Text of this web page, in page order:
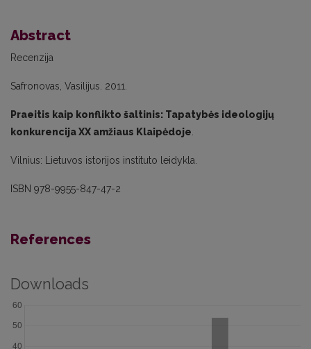
Abstract
Recenzija
Safronovas, Vasilijus. 2011.
Praeitis kaip konflikto šaltinis: Tapatybės ideologijų
konkurencija XX amžiaus Klaipėdoje
Vilnius: Lietuvos istorijos instituto leidykla.
ISBN 978-9955-847-47-2
References
Downloads